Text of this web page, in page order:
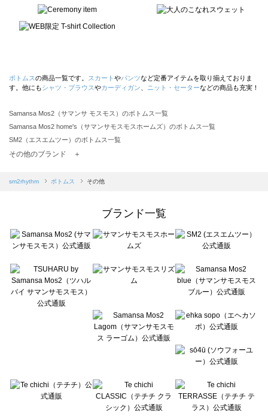
ボトムスの商品一覧です。 スカート やパンツなど定番アイテムを取り揃えておりま
す。他にもシャツ・ブラウスやカーディガン ニット・セーターなどの商品も充実！
Samansa Mos2（サマンサ モスモス）のボトムス一覧
Samansa Mos2 home's（サマンサモスモスホームズ）のボトムス一覧
SM2（エスエムツー）のボトムス一覧
TSUHARU by Samansa Mos2（ツハルバイサマンサモスモス）のボトムス一覧
Samansa Mos2 blue（サマンサモスモス ブルー）のボトムス一覧
sō4ū（ソウフォーユー）のボトムス一覧
Te chichi（テチチ）のボトムス一覧
Te chichi CLASSIC（テチチ クラシック）のボトムス一覧
Lugnoncure（ルノンキュール）のボトムス一覧
BETTY'S BLUE（べティーズブルー）のボトムス一覧
Wpc.（ワールドパーティー）のボトムス一覧
その他のブランド ＋
sm2rhythm ボトムス その他
ブランド一覧